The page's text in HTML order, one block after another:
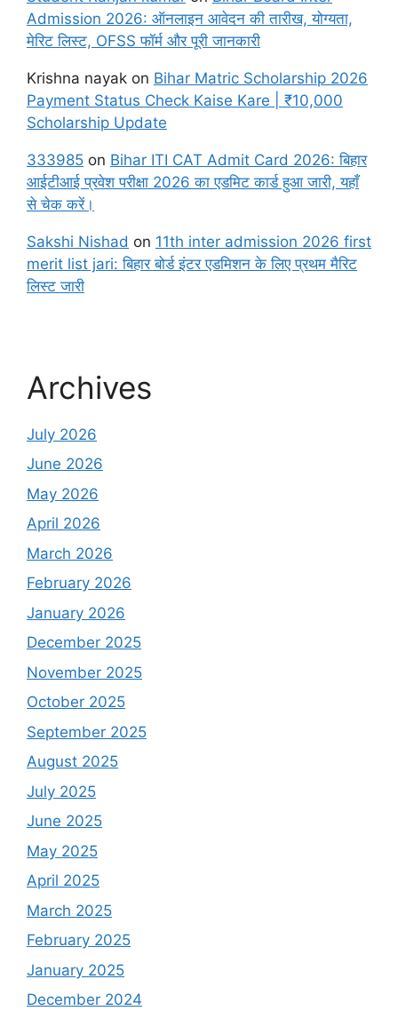
Admission 2026: ऑनलाइन आवेदन की तारीख, योग्यता,
मेरिट लिस्ट, OFSS फॉर्म और पूरी जानकारी
Krishna nayak on Bihar Matric Scholarship 2026
Payment Status Check Kaise Kare | ₹10,000
Scholarship Update
333985 on Bihar ITI CAT Admit Card 2026: बिहार
आईटीआई प्रवेश परीक्षा 2026 का एडमिट कार्ड हुआ जारी, यहाँ
से चेक करें।
Sakshi Nishad on 11th inter admission 2026 first
merit list jari: बिहार बोर्ड इंटर एडमिशन के लिए प्रथम मैरिट
लिस्ट जारी
Archives
July 2026
June 2026
May 2026
April 2026
March 2026
February 2026
January 2026
December 2025
November 2025
October 2025
September 2025
August 2025
July 2025
June 2025
May 2025
April 2025
March 2025
February 2025
January 2025
December 2024